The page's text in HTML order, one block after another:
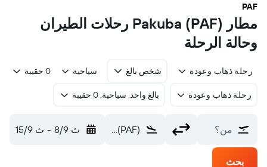
PAF
مطار Pakuba (PAF) رحلات الطيران
وحالة الرحلة
رحلة ذهاب وعودة شخص بالغ سياحية 0 حقيبة
رحلة ذهاب وعودة بالغ واحد, سياحية, 0 حقيبة
من؟ Pakuba (PAF) ث 8/9 - ث 15/9
بحث